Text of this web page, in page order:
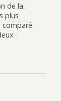
de la
plus
comparé